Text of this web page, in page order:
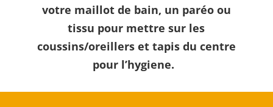
votre maillot de bain, un paréo ou
tissu pour mettre sur les
coussins/oreillers et tapis du centre
pour l’hygiene.